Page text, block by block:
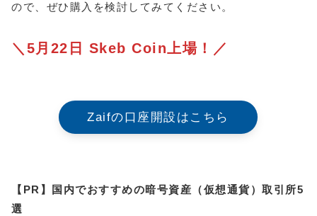
ので、ぜひ購入を検討してみてください。
＼5月22日 Skeb Coin上場！／
Zaifの口座開設はこちら
【PR】国内でおすすめの暗号資産（仮想通貨）取引所5
選